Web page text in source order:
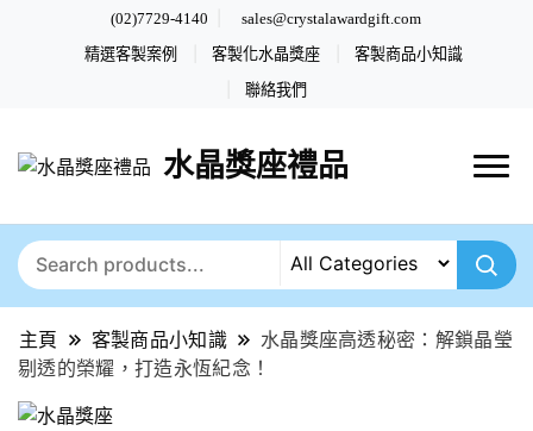
(02)7729-4140 sales@crystalawardgift.com
精選客製案例 客製化水晶獎座 客製商品小知識
聯絡我們
水晶獎座禮品
主頁 客製商品小知識
水晶獎座高透秘密：解鎖晶瑩
剔透的榮耀，打造永恆紀念！